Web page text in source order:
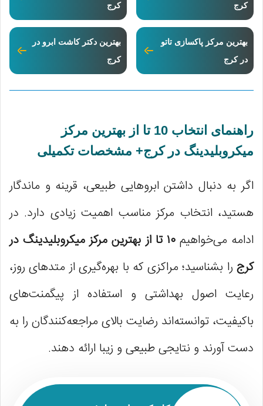
کرج
کرج
بهترین مرکز پاکسازی تاتو
در کرج
بهترین دکتر کاشت ابرو در
کرج
راهنمای انتخاب 10 تا از بهترین مرکز
میکروبلیدینگ در کرج+ مشخصات تکمیلی
اگر به دنبال داشتن ابروهایی طبیعی، قرینه و ماندگار
هستید، انتخاب مرکز مناسب اهمیت زیادی دارد. در
ادامه می‌خواهیم
۱۰ تا از بهترین مرکز میکروبلیدینگ در
کرج را بشناسید؛ مراکزی که با بهره‌گیری از متدهای روز،
رعایت اصول بهداشتی و استفاده از پیگمنت‌های
باکیفیت، توانسته‌اند رضایت بالای مراجعه‌کنندگان را به
دست آورند و نتایجی طبیعی و زیبا ارائه دهند.